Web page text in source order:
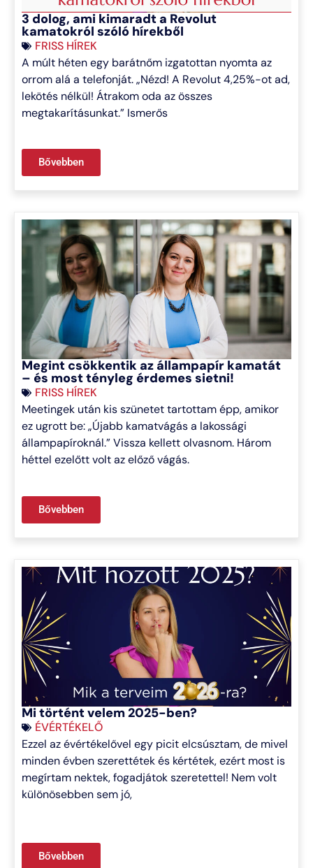
3 dolog, ami kimaradt a Revolut
kamatokról szóló hírekből
FRISS HÍREK
A múlt héten egy barátnőm izgatottan nyomta az
orrom alá a telefonját. „Nézd! A Revolut 4,25%-ot ad,
lekötés nélkül! Átrakom oda az összes
megtakarításunkat.” Ismerős
Bővebben
Megint csökkentik az állampapír kamatát
– és most tényleg érdemes sietni!
FRISS HÍREK
Meetingek után kis szünetet tartottam épp, amikor
ez ugrott be: „Újabb kamatvágás a lakossági
állampapíroknál.” Vissza kellett olvasnom. Három
héttel ezelőtt volt az előző vágás.
Bővebben
Mi történt velem 2025-ben?
ÉVÉRTÉKELŐ
Ezzel az évértékelővel egy picit elcsúsztam, de mivel
minden évben szerettétek és kértétek, ezért most is
megírtam nektek, fogadjátok szeretettel! Nem volt
különösebben sem jó,
Bővebben